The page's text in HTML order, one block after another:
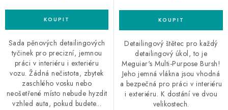
Sada pěnových detailingových
tyčinek pro precizní, jemnou
práci v interiéru i exteriéru
vozu. Žádná nečistota, zbytek
zaschlého vosku nebo
neošetřené místo nebude hyzdit
vzhled auta, pokud budete...
Detailingový štětec pro každý
detailingový úkol, to je
Meguiar's Multi-Purpose Bursh!
Jeho jemná vlákna jsou vhodná
a bezpečná pro práci v interiéru
i exteriéru. K dostání ve dvou
velikostech.